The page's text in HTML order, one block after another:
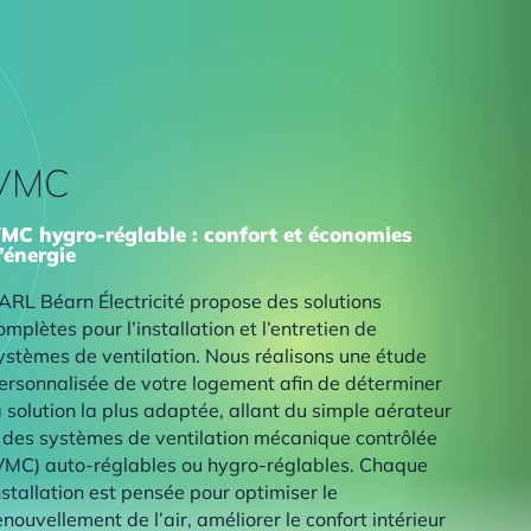
hygro-réglable : confort et économies
Béarn Électricité propose des solutions
pour l’installation et l’entretien de
de ventilation. Nous réalisons une étude
de votre logement afin de déterminer
solution la plus adaptée, allant du simple aérateur
systèmes de ventilation mécanique contrôlée
auto-réglables ou hygro-réglables. Chaque
est pensée pour optimiser le
de l’air, améliorer le confort intérieur